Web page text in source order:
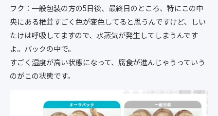
フク：一般包装の方の5日後、最終日のところ、特にこの中
央にある椎茸すごく色が変色してると思うんですけど、しい
たけは呼吸してますので、水蒸気が発生してしまうんです
よ。パックの中で。
すごく湿度が高い状態になって、腐食が進んじゃうっていう
のがこの状態です。